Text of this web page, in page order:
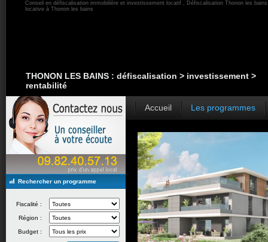
Conseil en défiscalisation immobilière et investissement locatif , Défiscalisation Thonon les
locative à Thonon les bains
THONON LES BAINS : défiscalisation > investissement >
rentabilité
Rechercher un programme
Fiscalité :
Région :
Budget :
Accueil Les programmes